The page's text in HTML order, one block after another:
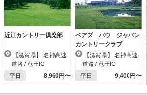
近江カントリー倶楽部
道路 / 竜王IC
平日
8,960円〜
ベアズ パウ ジャパン
カントリークラブ
道路 / 竜王IC
平日
9,400円〜